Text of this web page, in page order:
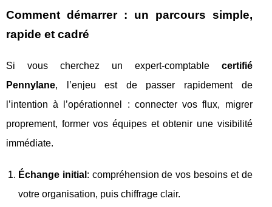
Comment démarrer : un parcours simple,
rapide et cadré
Si vous cherchez un expert-comptable certifié
Pennylane, l’enjeu est de passer rapidement de
l’intention à l’opérationnel : connecter vos flux, migrer
proprement, former vos équipes et obtenir une visibilité
immédiate.
Échange initial : compréhension de vos besoins et de
votre organisation, puis chiffrage clair.